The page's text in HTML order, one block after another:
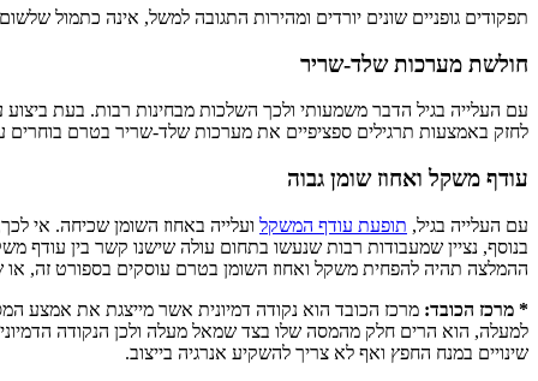
תפקודים גופניים שונים יורדים ומהירות התגובה למשל, אינה כתמול
חולשת מערכות שלד-שריר
עם העלייה בגיל הדבר משמעותי ולכך השלכות מבחינות רבות. בעת ביצוע
לחזק באמצעות תרגילים ספציפיים את מערכות שלד-שריר בטרם בוחרים
עודף משקל ואחוז שומן גבוה
עם העלייה בגיל, תופעת עודף המשקל ועלייה באחוז השומן שכיחה. אי
בנוסף, נציין שמעבודות רבות שנעשו בתחום עולה שישנו קשר בין עודף
ההמלצה תהיה להפחית משקל ואחוז השומן בטרם עוסקים בספורט זה,
* מרכז הכובד: מרכז הכובד הוא נקודה דמיונית אשר מייצגת את אמצע
למעלה, הוא הרים חלק מהמסה שלו בצד שמאל מעלה ולכן הנקודה
שינויים במנח החפץ ואף לא צריך להשקיע אנרגיה בייצוב.